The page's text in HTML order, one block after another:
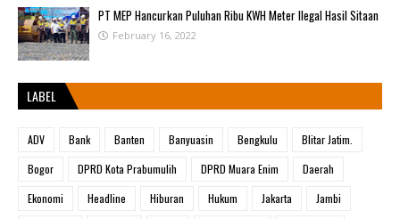
PT MEP Hancurkan Puluhan Ribu KWH Meter Ilegal Hasil Sitaan
February 16, 2022
LABEL
ADV Bank Banten Banyuasin Bengkulu
Blitar Jatim.
Bogor
DPRD Kota Prabumulih DPRD Muara Enim
Daerah
Ekonomi
Headline Hiburan Hukum Jakarta
Jambi